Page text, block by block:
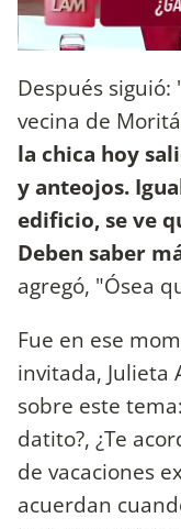
Después
vecina de
la chica hoy
y anteojos.
edificio, se ve
Deben saber
agregó, "Ósea
Fue en ese
invitada, Julieta
sobre este
datito?, ¿Te
de vacaciones
acuerdan